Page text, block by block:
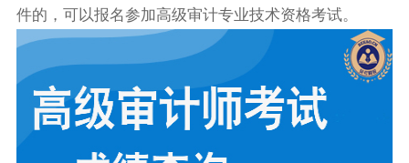
件的，可以报名参加高级审计专业技术资格考试。